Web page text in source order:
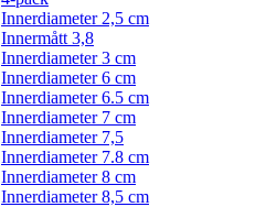
Innerdiameter 2,5 cm
Innermått 3,8
Innerdiameter 3 cm
Innerdiameter 6 cm
Innerdiameter 6.5 cm
Innerdiameter 7 cm
Innerdiameter 7,5
Innerdiameter 7.8 cm
Innerdiameter 8 cm
Innerdiameter 8,5 cm